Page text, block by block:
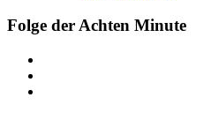
Folge der Achten Minute